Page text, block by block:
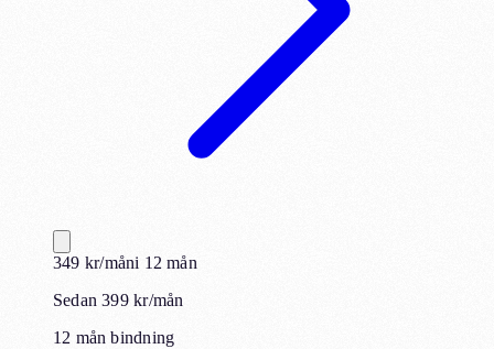
349 kr/måni 12 mån
Sedan 399 kr/mån
12 mån bindning